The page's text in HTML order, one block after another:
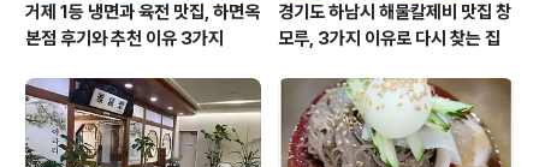
거제 1등 냉면과 육전 맛집, 하면옥
본점 후기와 추천 이유 3가지
경기도 하남시 해물칼제비 맛집 창
모루, 3가지 이유로 다시 찾는 집